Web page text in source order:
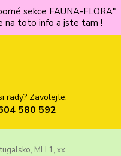
sekce FAUNA-
na toto info a jste tam !
rady? Zavolejte.
580 592
MH 1, xx